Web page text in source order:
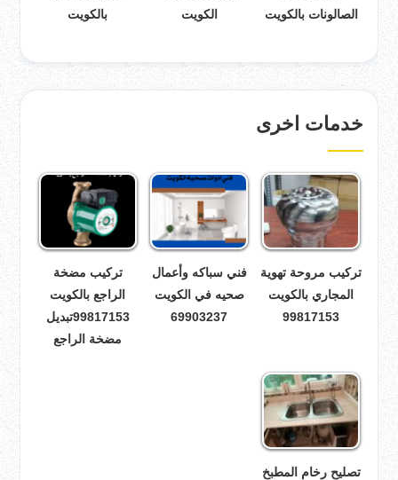
الصالونات بالكويت
الكويت
بالكويت
خدمات اخرى
تركيب مروحة تهوية
المجاري بالكويت
99817153
فني سباكه وأعمال
صحيه في الكويت
69903237
تركيب مضخة
الراجع بالكويت
99817153تبديل
مضخة الراجع
تصليح رخام المطبخ